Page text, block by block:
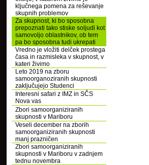
ključnega pomena za reševanje
skupnih problemov
Za skupnost, ki bo sposobna
prepoznati tako stiske soljudi kot
samovoljo oblastnikov, ob tem
pa bo sposobna tudi ukrepati
Vredno je vložiti delček prostega
časa in razmisleka v skupnost, v
kateri živimo
Leto 2019 na zboru
samoorganoziranih skupnosti
zaključujejo Studenci
Interesni safari z IMZ in SČS
Nova vas
Zbori samoorganiziranih
skupnosti v Mariboru
Veseli december na zborih
samoorganiziranih skupnosti
manj prazničen
Zbori samoorganiziranih
skupnosti v Mariboru v zadnjem
tednu novembra